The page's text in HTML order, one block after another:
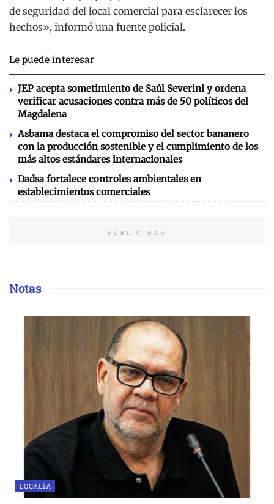
de seguridad del local comercial para esclarecer los
hechos», informó una fuente policial.
Le puede interesar
JEP acepta sometimiento de Saúl Severini y ordena
verificar acusaciones contra más de 50 políticos del
Magdalena
Asbama destaca el compromiso del sector bananero
con la producción sostenible y el cumplimiento de los
más altos estándares internacionales
Dadsa fortalece controles ambientales en
establecimientos comerciales
PUBLICIDAD
Notas
LOCALÍA